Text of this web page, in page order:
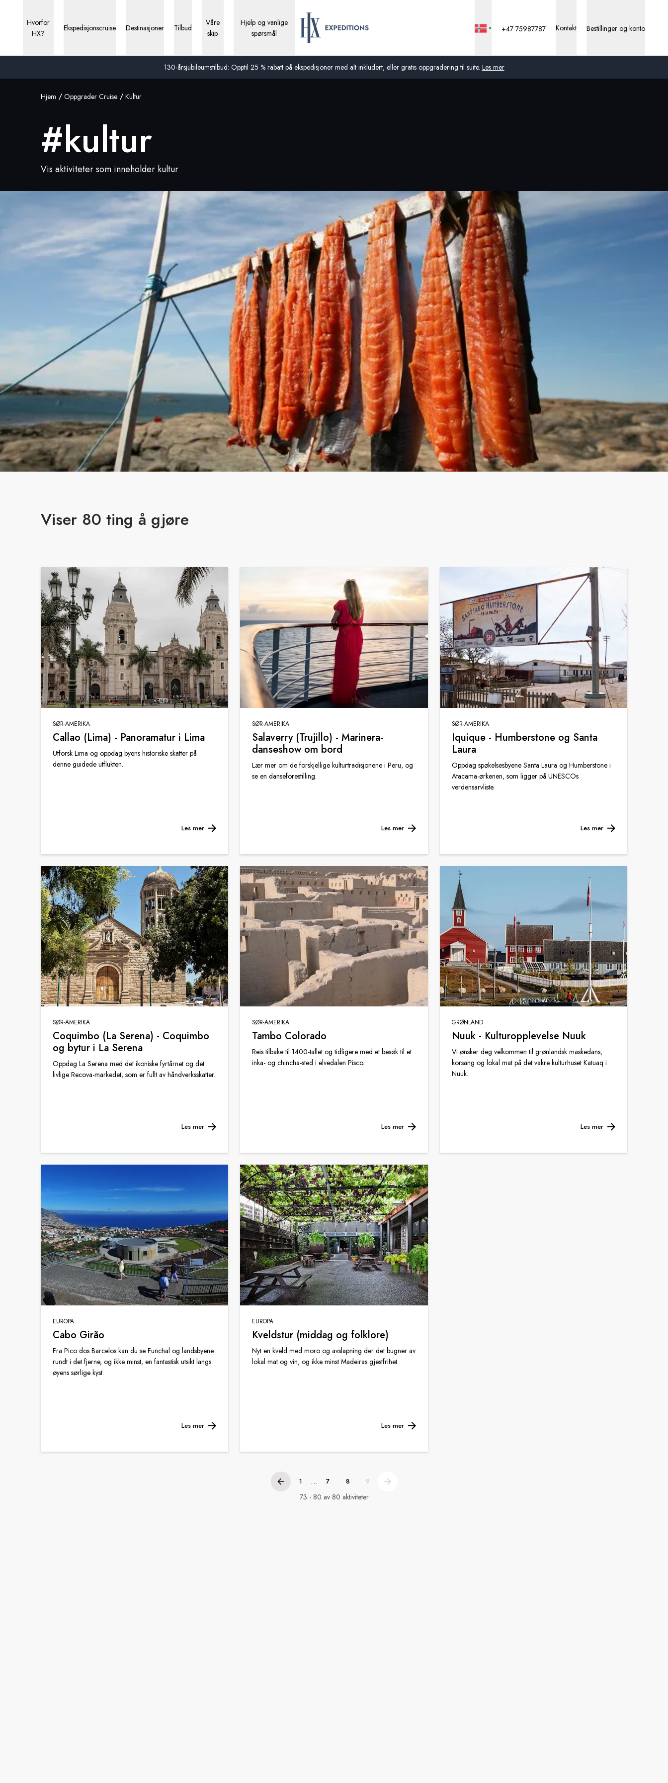
130-årsjubileumstilbud: Opptil 25 % rabatt på ekspedisjoner med alt inkludert, eller gratis oppgradering til suite. Les mer
Hvorfor
HX?
Ekspedisjonscruise Destinasjoner Tilbud
Våre
skip
Hjelp og vanlige
spørsmål
Sveits
Frankrike
Sverige
Danmark
Norge
+47 75987787 Kontakt Bestillinger og konto
Hjem Oppgrader Cruise Kultur
#kultur
Vis aktiviteter som inneholder kultur
Viser 80 ting å gjøre
SØR-AMERIKA
Callao (Lima) - Panoramatur i Lima
Utforsk Lima og oppdag byens historiske skatter på
denne guidede utflukten.
Les mer
SØR-AMERIKA
Salaverry (Trujillo) - Marinera-
danseshow om bord
Lær mer om de forskjellige kulturtradisjonene i Peru, og
se en danseforestilling.
Les mer
SØR-AMERIKA
Iquique - Humberstone og Santa
Laura
Oppdag spøkelsesbyene Santa Laura og Humberstone i
Atacama-ørkenen, som ligger på UNESCOs
verdensarvliste.
Les mer
SØR-AMERIKA
Coquimbo (La Serena) - Coquimbo
og bytur i La Serena
Oppdag La Serena med det ikoniske fyrtårnet og det
livlige Recova-markedet, som er fullt av håndverksskatter.
Les mer
SØR-AMERIKA
Tambo Colorado
Reis tilbake til 1400-tallet og tidligere med et besøk til et
inka- og chincha-sted i elvedalen Pisco.
Les mer
GRØNLAND
Nuuk - Kulturopplevelse Nuuk
Vi ønsker deg velkommen til grønlandsk maskedans,
korsang og lokal mat på det vakre kulturhuset Katuaq i
Nuuk.
Les mer
EUROPA
Cabo Girão
Fra Pico dos Barcelos kan du se Funchal og landsbyene
rundt i det fjerne, og ikke minst, en fantastisk utsikt langs
øyens sørlige kyst.
Les mer
EUROPA
Kveldstur (middag og folklore)
Nyt en kveld med moro og avslapning der det bugner av
lokal mat og vin, og ikke minst Madeiras gjestfrihet.
Les mer
1 ... 7 8 9
73 - 80 av 80 aktiviteter